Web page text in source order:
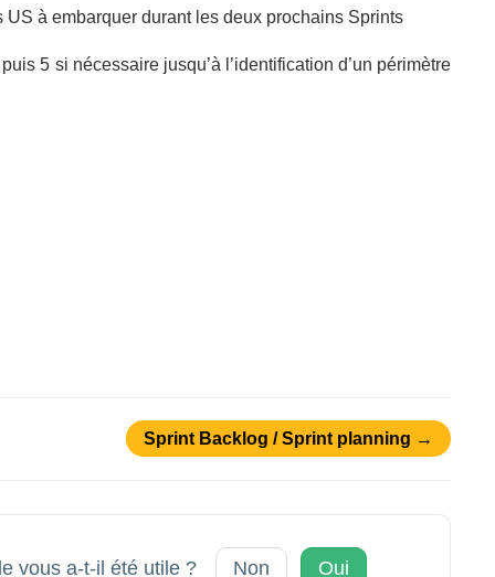
à embarquer durant les deux prochains Sprints
5 si nécessaire jusqu’à l’identification d’un périmètre
Sprint Backlog / Sprint planning →
vous a-t-il été utile ? Non Oui